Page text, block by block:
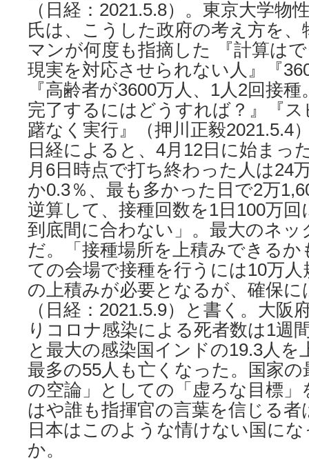
（日経：2021.5.8）。東京大学物
氏は、こうした政府の考え方を
マンが何度も指摘した 『計算は
現実を対応させられない人』『
『高齢者が3600万人、1人2回接
完了するにはどうすれば？』『
躇なく実行』（押川正毅2021.5.4
日経によると、4月12日に始まっ
月6日時点で打ち終わった人は24
か0.3％、最も多かった日で2万
逆算して、接種回数を1日100万
到底間に合わない」。最大のネッ
だ。「接種場所を上積みできる
ての会場で接種を行うには10万
の上積みが必要となるが、確保に
（日経：2021.5.9）と書く。大阪
りコロナ感染による死者数は1週
と最大の感染国インドの19.3人を
最多の55人も亡くなった。国家の
の空論」としての「虚ろな目標
はや誰も指揮官の言葉を信じる
日本はこのような情けない国に
か。